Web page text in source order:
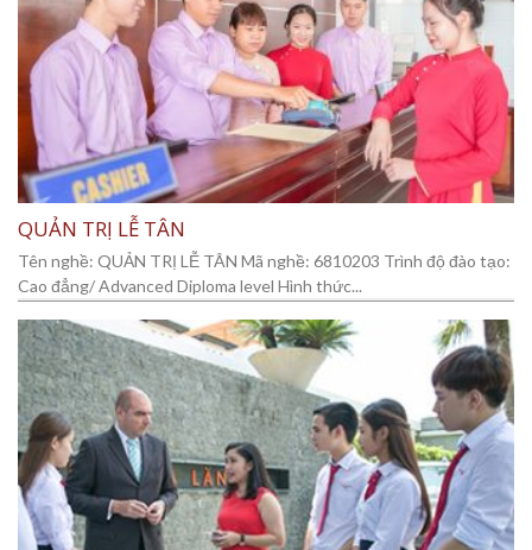
QUẢN TRỊ LỄ TÂN
Tên nghề: QUẢN TRỊ LỄ TÂN Mã nghề: 6810203 Trình độ đào tạo:
Cao đẳng/ Advanced Diploma level Hình thức...